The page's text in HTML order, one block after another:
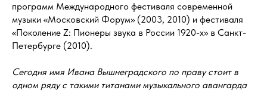
программ Международного фестиваля современной
музыки «Московский Форум» (2003, 2010) и фестиваля
«Поколение Z: Пионеры звука в России 1920-х» в Санкт-
Петербурге (2010).
Сегодня имя Ивана Вышнеградского по праву стоит в
одном ряду с такими титанами музыкального авангарда